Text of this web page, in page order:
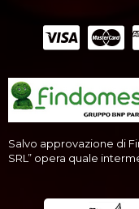
Salvo approvazione di
SRL” opera quale